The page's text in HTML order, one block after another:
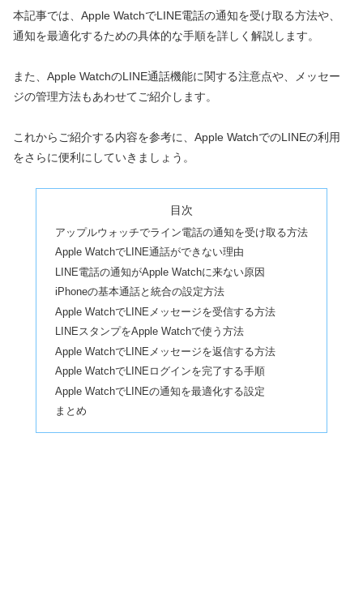
本記事では、Apple WatchでLINE電話の通知を受け取る方法や、
通知を最適化するための具体的な手順を詳しく解説します。
また、Apple WatchのLINE通話機能に関する注意点や、メッセー
ジの管理方法もあわせてご紹介します。
これからご紹介する内容を参考に、Apple WatchでのLINEの利用
をさらに便利にしていきましょう。
目次
アップルウォッチでライン電話の通知を受け取る方法
Apple WatchでLINE通話ができない理由
LINE電話の通知がApple Watchに来ない原因
iPhoneの基本通話と統合の設定方法
Apple WatchでLINEメッセージを受信する方法
LINEスタンプをApple Watchで使う方法
Apple WatchでLINEメッセージを返信する方法
Apple WatchでLINEログインを完了する手順
Apple WatchでLINEの通知を最適化する設定
まとめ